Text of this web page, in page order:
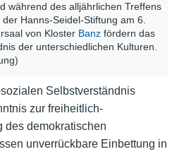
während des alljährlichen Treffens
Hanns-Seidel-Stiftung am 6.
von Kloster Banz fördern das
der unterschiedlichen Kulturen.
Selbstverständnis
zur freiheitlich-
des demokratischen
unverrückbare Einbettung in